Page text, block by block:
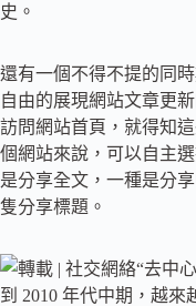
史。
還有一個不得不提的同
自由的展現網站文章更
訪問網站首頁，就得知
個網站來說，可以自主
是分享全文，一種是分
隻分享標題。
到 2010 年代中期，越來